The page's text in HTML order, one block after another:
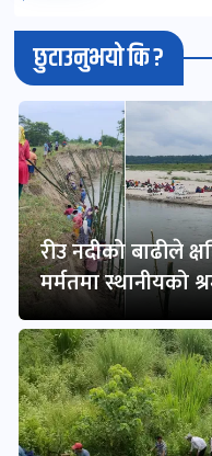
छुटाउनुभयो कि ?
रीउ नदीको बाढीले
मर्मतमा स्थानीयको